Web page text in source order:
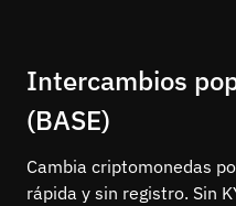
Intercambios
(BASE)
Cambia criptomonedas
rápida y sin registro. Sin